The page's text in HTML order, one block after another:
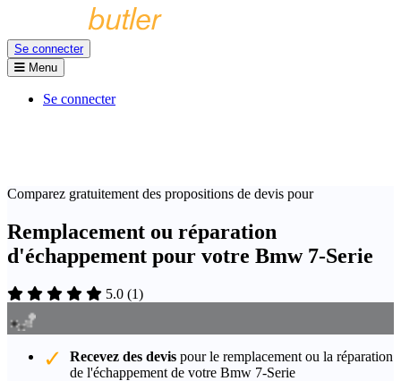
Se connecter
Menu
Se connecter
Comparez gratuitement des propositions de devis pour
Remplacement ou réparation
d'échappement pour votre Bmw 7-Serie
5.0 (1)
Recevez des devis pour le remplacement ou la réparation
de l'échappement de votre Bmw 7-Serie